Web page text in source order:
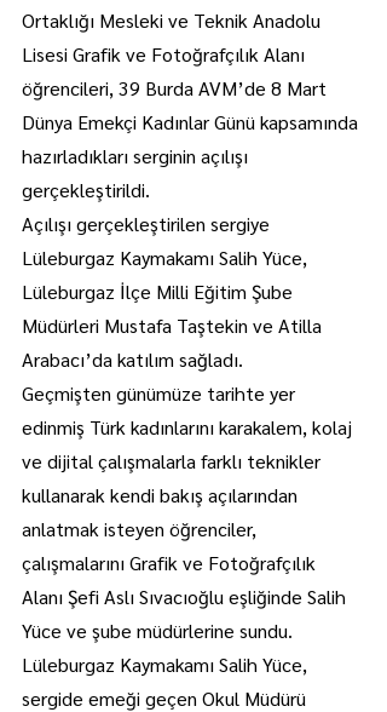
Ortaklığı Mesleki ve Teknik Anadolu
Lisesi Grafik ve Fotoğrafçılık Alanı
öğrencileri, 39 Burda AVM’de 8 Mart
Dünya Emekçi Kadınlar Günü kapsamında
hazırladıkları serginin açılışı
gerçekleştirildi.
Açılışı gerçekleştirilen sergiye
Lüleburgaz Kaymakamı Salih Yüce,
Lüleburgaz İlçe Milli Eğitim Şube
Müdürleri Mustafa Taştekin ve Atilla
Arabacı’da katılım sağladı.
Geçmişten günümüze tarihte yer
edinmiş Türk kadınlarını karakalem, kolaj
ve dijital çalışmalarla farklı teknikler
kullanarak kendi bakış açılarından
anlatmak isteyen öğrenciler,
çalışmalarını Grafik ve Fotoğrafçılık
Alanı Şefi Aslı Sıvacıoğlu eşliğinde Salih
Yüce ve şube müdürlerine sundu.
Lüleburgaz Kaymakamı Salih Yüce,
sergide emeği geçen Okul Müdürü